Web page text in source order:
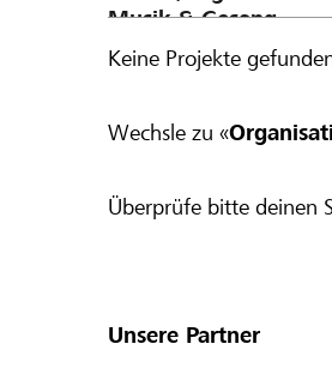
Keine Projekte
Wechsle zu «
Überprüfe bitte deinen
Unsere Partner